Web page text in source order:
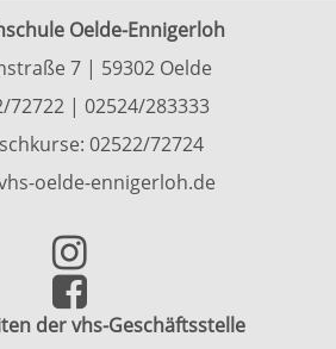
Oelde-Ennigerloh
7 | 59302 Oelde
72722| 02524/283333
02522/72724
oelde-ennigerloh.de
der vhs-Geschäftsstelle